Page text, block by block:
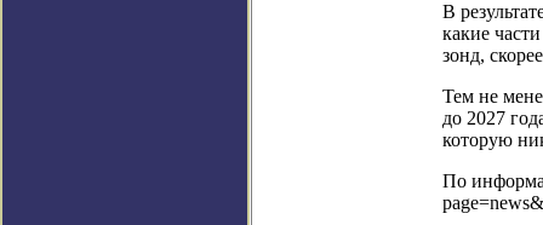
В
какие
зонд,
Тем не
до 2027
которую
По